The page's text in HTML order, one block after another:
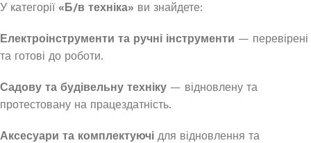
У категорії «Б/в техніка» ви знайдете:
Електроінструменти та ручні інструменти — перевірені
та готові до роботи.
Садову та будівельну техніку — відновлену та
протестовану на працездатність.
Аксесуари та комплектуючі для відновлення та